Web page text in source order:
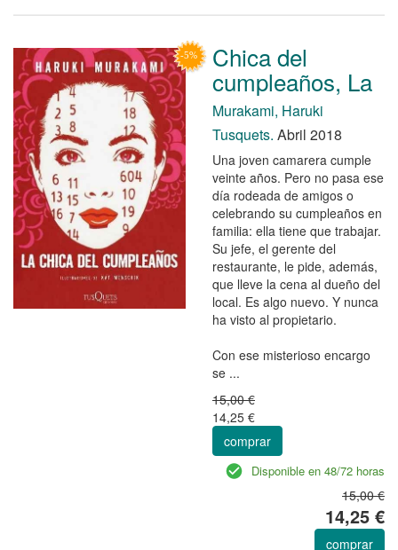
Chica del
cumpleaños, La
Murakami, Haruki
Tusquets. Abril 2018
Una joven camarera cumple
veinte años. Pero no pasa ese
día rodeada de amigos o
celebrando su cumpleaños en
familia: ella tiene que trabajar.
Su jefe, el gerente del
restaurante, le pide, además,
que lleve la cena al dueño del
local. Es algo nuevo. Y nunca
ha visto al propietario.
Con ese misterioso encargo
se ...
15,00 €
14,25 €
comprar
Disponible en 48/72 horas
15,00 €
14,25 €
comprar